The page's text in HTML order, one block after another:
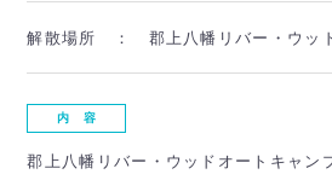
解散場所 ： 郡上八幡リバー・ウッ
内 容
郡上八幡リバー・ウッドオートキャ